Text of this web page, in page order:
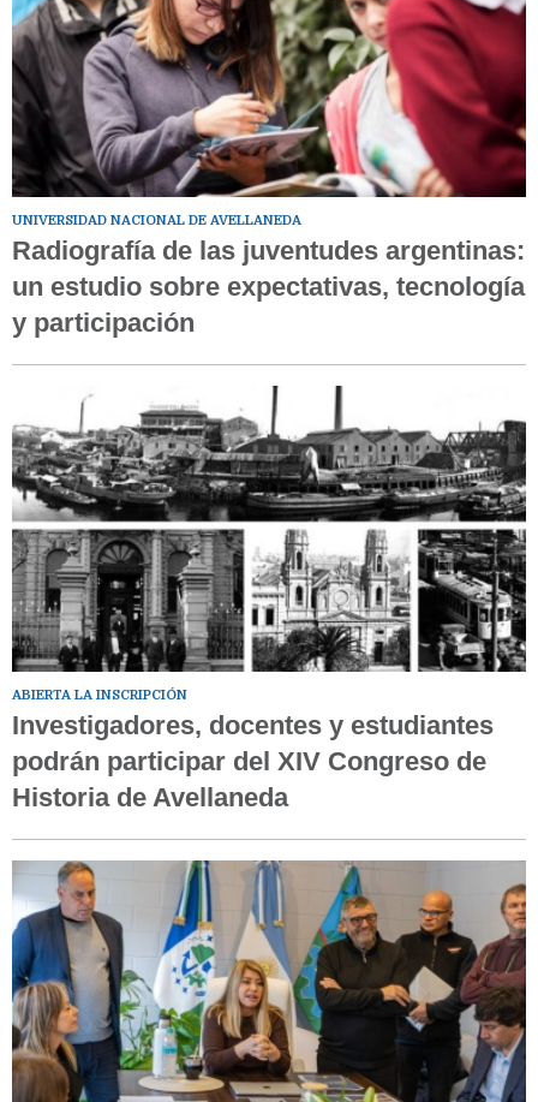
UNIVERSIDAD NACIONAL DE AVELLANEDA
Radiografía de las juventudes argentinas:
un estudio sobre expectativas, tecnología
y participación
ABIERTA LA INSCRIPCIÓN
Investigadores, docentes y estudiantes
podrán participar del XIV Congreso de
Historia de Avellaneda